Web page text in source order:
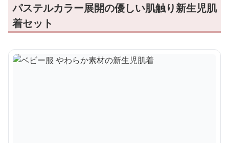
パステルカラー展開の優しい肌触り新生児肌
着セット